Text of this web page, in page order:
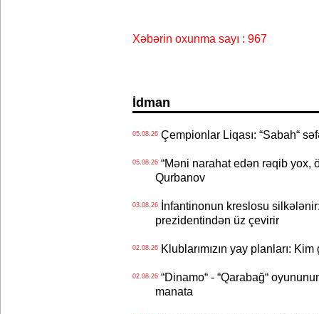
Xəbərin oxunma sayı : 967
İdman
05.08.26Çempionlar Liqası: “Sabah“
05.08.26“Məni narahat edən rəqib yox,
Qurbanov
03.08.26İnfantinonun kreslosu
prezidentindən üz çevirir
02.08.26Klublarımızın yay planları:
02.08.26“Dinamo“ - “Qarabağ“
manata